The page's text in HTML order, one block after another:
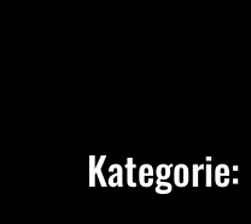
Kategorie: